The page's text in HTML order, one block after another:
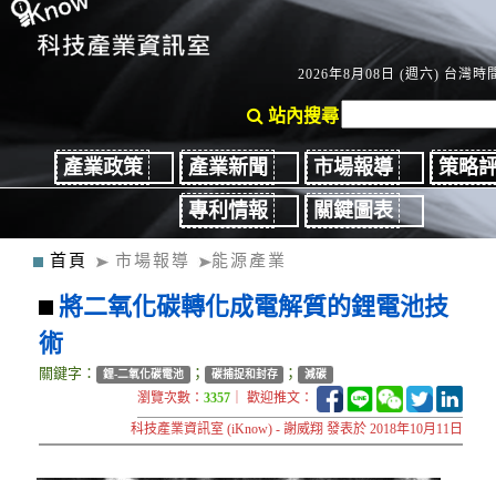
2026年8月08日 (週六) 台灣時
站內搜尋
產業政策 產業新聞 市場報導
策略
專利情報
關鍵圖表
首頁 市場報導 能源產業
將二氧化碳轉化成電解質的鋰電池技
術
關鍵字： 鋰-二氧化碳電池 ； 碳捕捉和封存 ； 減碳
瀏覽次數：3357 ｜ 歡迎推文：
科技產業資訊室 (iKnow) - 謝威翔 發表於 2018年10月11日